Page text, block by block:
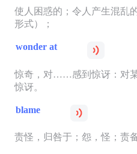
使人困惑的；令人产生混乱
形式）；
wonder at
惊奇，对……感到惊讶：对
惊讶。
blame
责怪，归咎于；怨，怪；责